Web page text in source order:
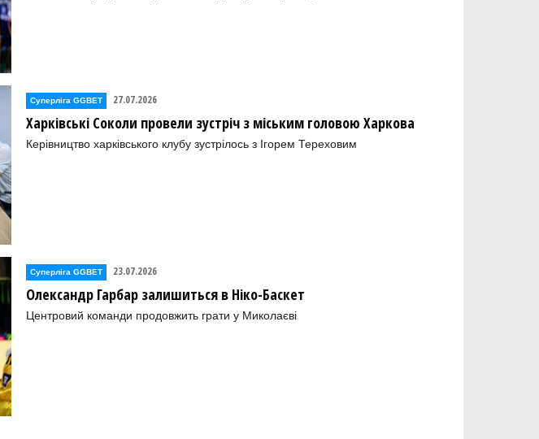
Суперліга GGBET 27.07.2026
Харківські Соколи провели зустріч з міським головою Харкова
Керівництво харківського клубу зустрілось з Ігорем Тереховим
Суперліга GGBET 23.07.2026
Олександр Гарбар залишиться в Ніко-Баскет
Центровий команди продовжить грати у Миколаєві